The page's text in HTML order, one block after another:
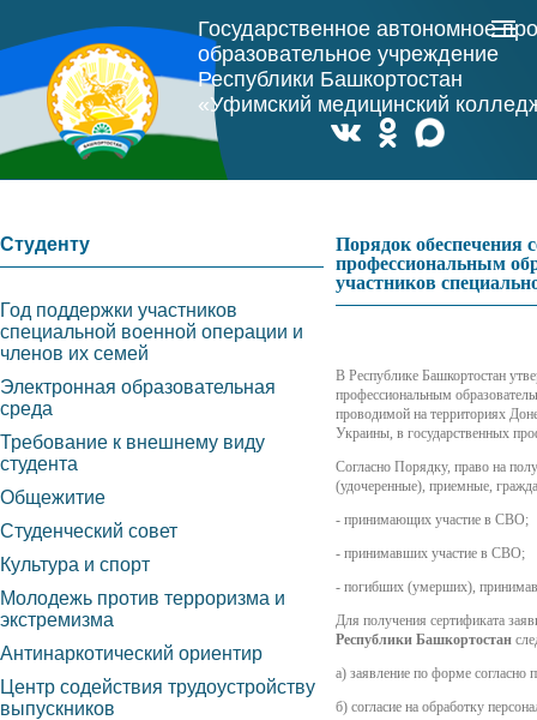
Государственное автономное
образовательное учреждение
Республики Башкортостан
«Уфимский медицинский
Порядок обеспечения
профессиональным
участников
В Республике Башкортостан
профессиональным
проводимой на территориях
Украины, в государственных
Согласно Порядку, право на
(удочеренные), приемные,
- принимающих участие в СВО;
- принимавших участие в СВО;
- погибших (умерших),
Для получения сертификата
Республики Башкортостан
а) заявление по форме
б) согласие на обработку
Студенту
Год поддержки участников
специальной военной операции и
членов их семей
Электронная образовательная
среда
Требование к внешнему виду
студента
Общежитие
Студенческий совет
Культура и спорт
Молодежь против терроризма и
экстремизма
Антинаркотический ориентир
Центр содействия трудоустройству
выпускников